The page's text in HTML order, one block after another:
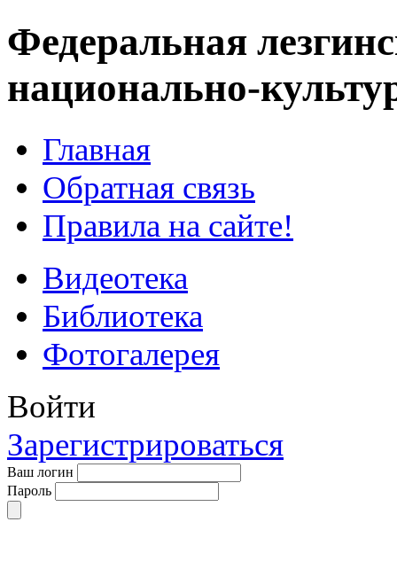
Федеральная
национально-
Главная
Обратная связь
Правила на сайте!
Видеотека
Библиотека
Фотогалерея
Войти
Зарегистрироваться
Ваш логин
Пароль